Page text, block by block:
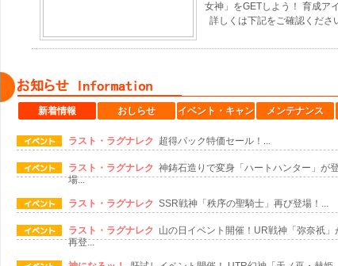
女神」をGETしよう！ 育成ア
詳しくは下記をご確認くださ
新着情報 おしらせ
イベント・キャン
メンテナンス
ラスト・ラグナレク 超得パック特価セール！...
ラスト・ラグナレク 神鋳石造りで変身「ハートハンター」が
場...
ラスト・ラグナレク SSR戦神「秩序の聖騎士」再び登場！...
ラスト・ラグナレク 山の日イベント開催！UR戦神「弥奈祇」
再登...